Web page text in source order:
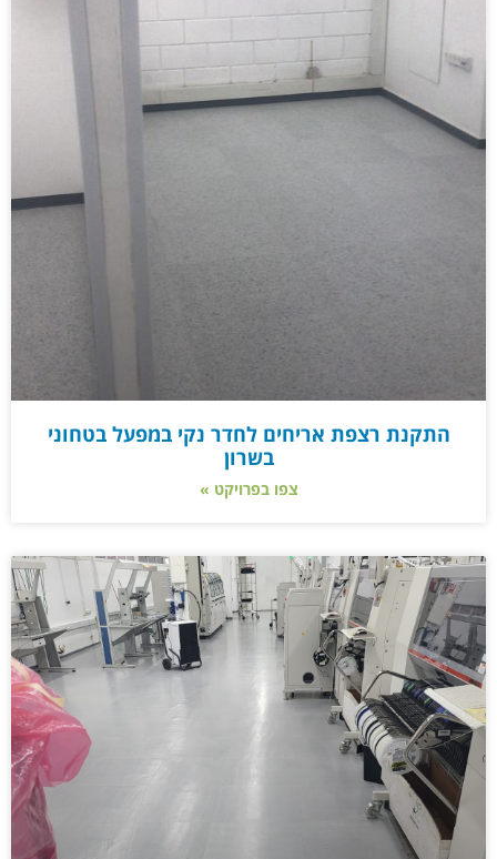
התקנת רצפת אריחים לחדר נקי במפעל בטחוני
בשרון
צפו בפרויקט »